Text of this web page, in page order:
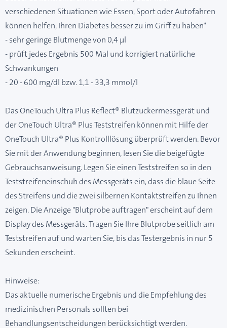
verschiedenen Situationen wie Essen, Sport oder Autofahren
können helfen, Ihren Diabetes besser zu im Griff zu haben*
- sehr geringe Blutmenge von 0,4 µl
- prüft jedes Ergebnis 500 Mal und korrigiert natürliche
Schwankungen
- 20 - 600 mg/dl bzw. 1,1 - 33,3 mmol/l
Das OneTouch Ultra Plus Reflect® Blutzuckermessgerät und
der OneTouch Ultra® Plus Teststreifen können mit Hilfe der
OneTouch Ultra® Plus Kontrolllösung überprüft werden. Bevor
Sie mit der Anwendung beginnen, lesen Sie die beigefügte
Gebrauchsanweisung. Legen Sie einen Teststreifen so in den
Teststreifeneinschub des Messgeräts ein, dass die blaue Seite
des Streifens und die zwei silbernen Kontaktstreifen zu Ihnen
zeigen. Die Anzeige "Blutprobe auftragen" erscheint auf dem
Display des Messgeräts. Tragen Sie Ihre Blutprobe seitlich am
Teststreifen auf und warten Sie, bis das Testergebnis in nur 5
Sekunden erscheint.
Hinweise:
Das aktuelle numerische Ergebnis und die Empfehlung des
medizinischen Personals sollten bei
Behandlungsentscheidungen berücksichtigt werden.